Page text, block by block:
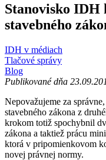
Stanovisko
stavebného
IDH v médiach
Tlačové správy
Blog
Publikované dňa
Nepovažujeme za
stavebného zákona z
krokom totiž spochybnil
zákona a taktiež prácu
ktorá v pripomienkovom
novej právnej normy.